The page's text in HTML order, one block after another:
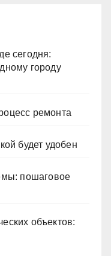
сегодня:
городу
ремонта
будет удобен
пошаговое
объектов: